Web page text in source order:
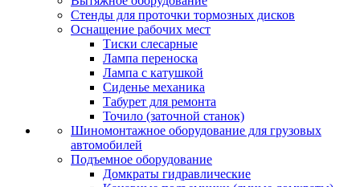
Стенды для проточки тормозных дисков
Оснащение рабочих мест
Тиски слесарные
Лампа переноска
Лампа с катушкой
Сиденье механика
Табурет для ремонта
Точило (заточной станок)
Шиномонтажное оборудование для грузовых
автомобилей
Подъемное оборудование
Домкраты гидравлические